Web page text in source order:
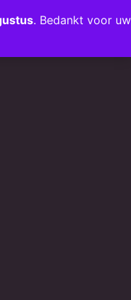
. Bedankt voor uw
INFO@JMODESIGN.NL